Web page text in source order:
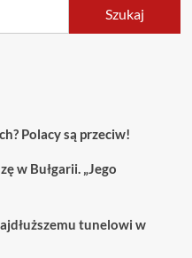
Szukaj
Polacy są przeciw!
w Bułgarii. „Jego
tunelowi w